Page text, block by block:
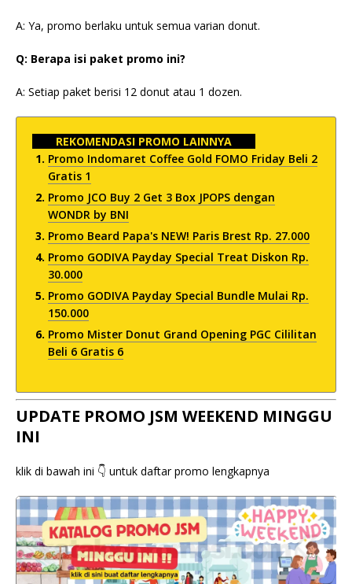
A: Ya, promo berlaku untuk semua varian donut.
Q: Berapa isi paket promo ini?
A: Setiap paket berisi 12 donut atau 1 dozen.
REKOMENDASI PROMO LAINNYA
Promo Indomaret Coffee Gold FOMO Friday Beli 2
Gratis 1
Promo JCO Buy 2 Get 3 Box JPOPS dengan
WONDR by BNI
Promo Beard Papa's NEW! Paris Brest Rp. 27.000
Promo GODIVA Payday Special Treat Diskon Rp.
30.000
Promo GODIVA Payday Special Bundle Mulai Rp.
150.000
Promo Mister Donut Grand Opening PGC Cililitan
Beli 6 Gratis 6
UPDATE PROMO JSM WEEKEND MINGGU
INI
klik di bawah ini 👇 untuk daftar promo lengkapnya